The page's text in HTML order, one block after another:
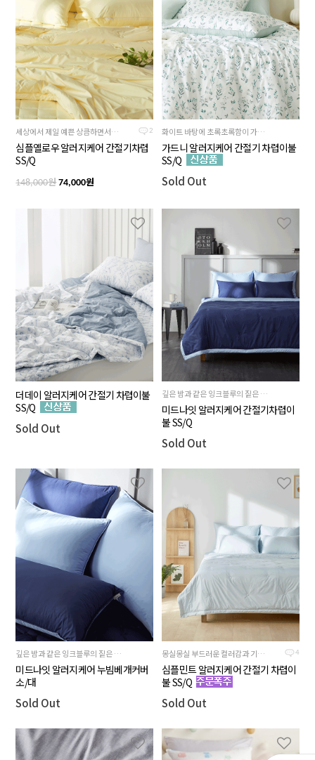
2
세상에서 제일 예쁜 상큼하면서도 부드러운 노란색
심플옐로우 알러지케어 간절기차렵
SS/Q
148,000원74,000원
화이트 바탕에 초록초록함이 가득🌿
가드니 알러지케어 간절기 차렵이불
SS/Q
Sold Out
더데이 알러지케어 간절기 차렵이불
SS/Q
Sold Out
깊은 밤과 같은 잉크블루의 짙은 색감과 뒷면 스카이블루의 시원한 배색이 조화로운
미드나잇 알러지케어 간절기차렵이
불 SS/Q
Sold Out
깊은 밤과 같은 잉크블루의 짙은 색감과 뒷면 스카이블루의 시원한 배색이 조화로운
미드나잇 알러지케어 누빔베개커버
소/대
Sold Out
4
몽실몽실 부드러운 컬러감과 기분까지 상쾌해지는 하늘빛 민트블루
심플민트 알러지케어 간절기 차렵이
불 SS/Q
Sold Out